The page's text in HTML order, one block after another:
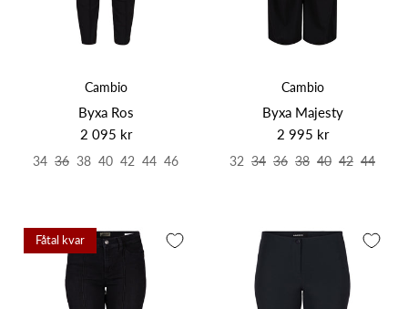
Cambio
Byxa Ros
2 095 kr
34 36 38 40 42 44 46
Cambio
Byxa Majesty
2 995 kr
32 34 36 38 40 42 44
Fåtal kvar